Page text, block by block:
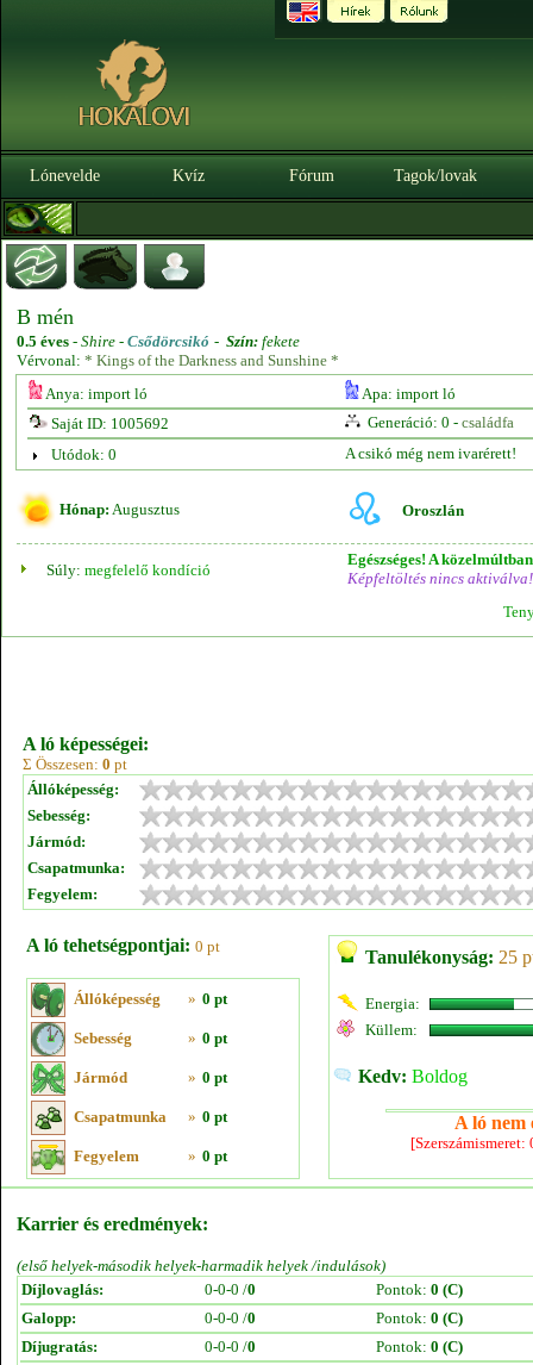
Lónevelde Kvíz Fórum Tagok/lovak
B mén
0.5 éves - Shire - Csődörcsikó - Szín: fekete
Vérvonal: * Kings of the Darkness and Sunshine *
Anya: import ló
Apa: import ló
Saját ID: 1005692
Generáció: 0 - családfa
Utódok: 0
A csikó még nem ivarérett!
Hónap: Augusztus Oroszlán
Súly: megfelelő kondíció
Egészséges! A
Képfeltöltés nincs aktiválva!
A ló képességei:
Σ Összesen: 0 pt
Állóképesség:
Sebesség:
Jármód:
Csapatmunka:
Fegyelem:
A ló tehetségpontjai: 0 pt
Állóképesség » 0 pt
Sebesség » 0 pt
Jármód » 0 pt
Csapatmunka » 0 pt
Fegyelem » 0 pt
Tanulékonyság: 25
Energia:
Küllem:
Kedv: Boldog
A ló nem
Karrier és eredmények:
(első helyek-második helyek-harmadik helyek /indulások)
Díjlovaglás:
0-0-0 /0 Pontok: 0 (C)
Galopp:
0-0-0 /0 Pontok: 0 (C)
Díjugratás:
0-0-0 /0 Pontok: 0 (C)